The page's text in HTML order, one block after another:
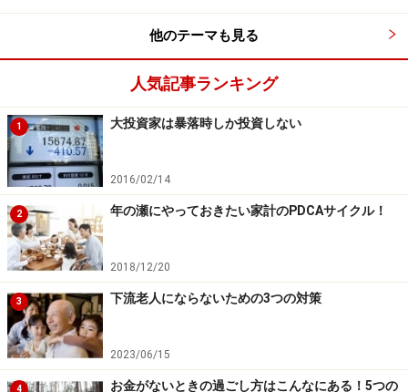
相場は大衆を裏切る？
2016年の米国大統領選挙では、株価暴落ではなくて、株
価は大反発を演じました。トランプ当選イコール株価暴
落、ではなくて、トランプ相場のスタートだったので
す。
このように相場は、大衆の予測を見事に跳ね返します。
他のテーマも見る
人気記事ランキング
1 大投資家は暴落時しか投資しない
2016/02/14
2 年の瀬にやっておきたい家計のPDCAサイクル！
2018/12/20
3 下流老人にならないための3つの対策
2023/06/15
4
お金がないときの過ごし方はこんなにある！5つの